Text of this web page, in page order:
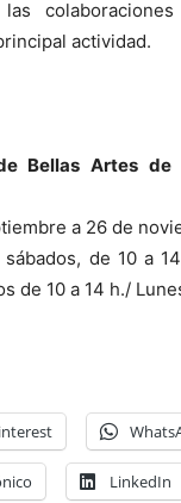
actividad.
Bellas Artes de
a 26 de
sábados, de 10 a
de 10 a 14 h./
LinkedIn